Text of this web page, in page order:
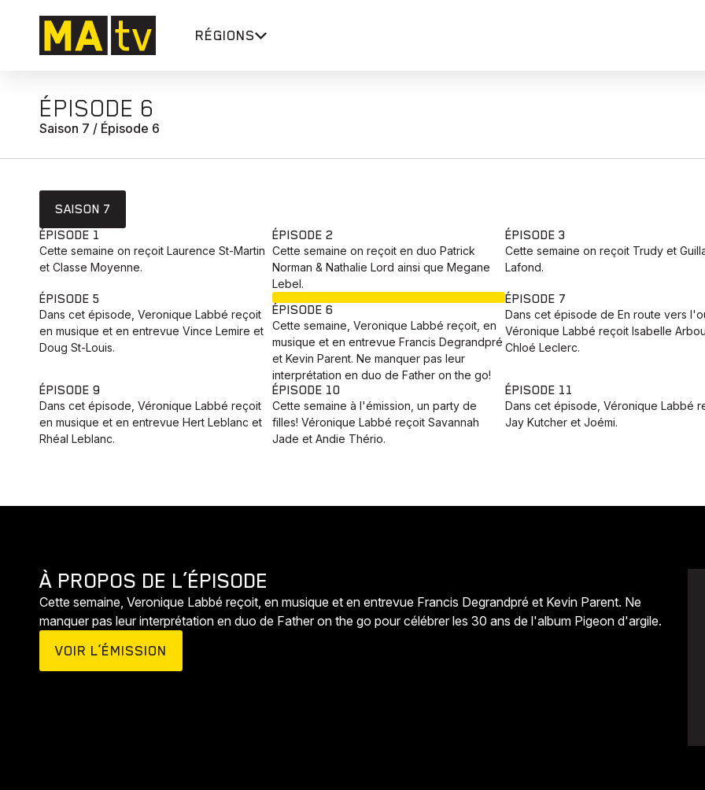
RÉGIONS
ÉPISODE 6
Saison 7 / Épisode 6
SAISON 7
ÉPISODE 1
Cette semaine on reçoit Laurence St-Martin
et Classe Moyenne.
ÉPISODE 2
Cette semaine on reçoit en duo Patrick
Norman & Nathalie Lord ainsi que Megane
Lebel.
ÉPISODE 3
Cette semaine on reçoit Trudy et
Lafond.
ÉPISODE 5
Dans cet épisode, Veronique Labbé‬ reçoit
en musique et en entrevue Vince Lemire et
Doug St-Louis.
ÉPISODE 6
Cette semaine, Veronique Labbé‬ reçoit, en
musique et en entrevue Francis Degrandpré
et Kevin Parent‬. Ne manquer pas leur
interprétation en duo de Father on the go!
ÉPISODE 7
Dans cet épisode de En route vers
Véronique Labbé reçoit Isabelle
Chloé Leclerc.
ÉPISODE 9
Dans cet épisode, ‪Véronique Labbé‬ reçoit
en musique et en entrevue Hert Leblanc et
Rhéal Leblanc.
ÉPISODE 10
Cette semaine à l'émission, un party de
filles! Véronique Labbé reçoit Savannah
Jade et Andie Thério.
ÉPISODE 11
Dans cet épisode, Véronique Labbé
Jay Kutcher et Joémi.
À PROPOS DE L’ÉPISODE
Cette semaine, Veronique Labbé‬ reçoit, en musique et en entrevue Francis Degrandpré et Kevin Parent‬. Ne
manquer pas leur interprétation en duo de Father on the go pour célébrer les 30 ans de l'album Pigeon d'argile.
VOIR L’ÉMISSION